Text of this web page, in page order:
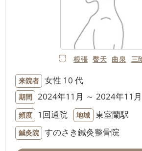
根張 臀天 曲泉 三
来院者 女性 10 代
期間 2024年11月 ～ 2024年11月
頻度 1回通院 地域 東室蘭駅
鍼灸院 すのさき鍼灸整骨院